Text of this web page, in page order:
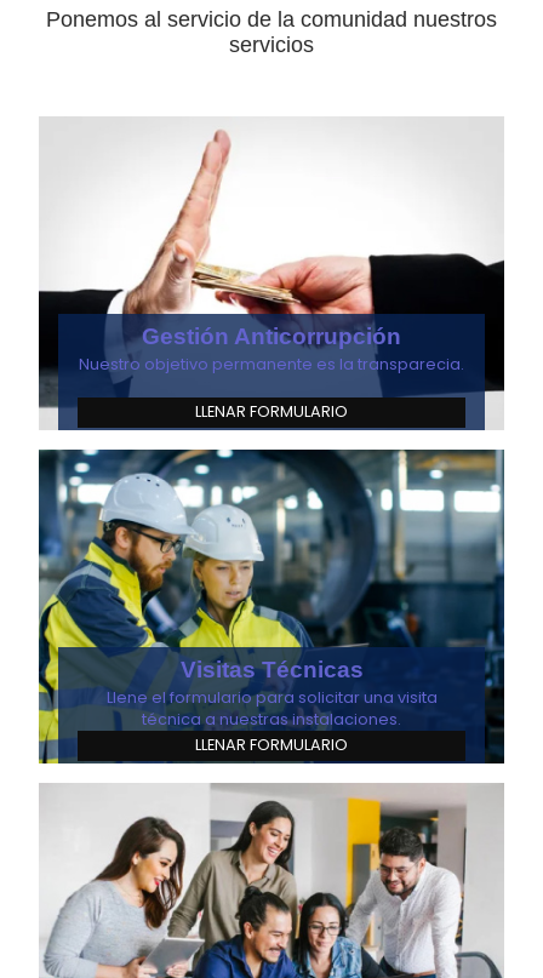
Ponemos al servicio de la comunidad nuestros
servicios
Gestión Anticorrupción
Nuestro objetivo permanente es la transparecia.
LLENAR FORMULARIO
Visitas Técnicas
Llene el formulario para solicitar una visita
técnica a nuestras instalaciones.
LLENAR FORMULARIO